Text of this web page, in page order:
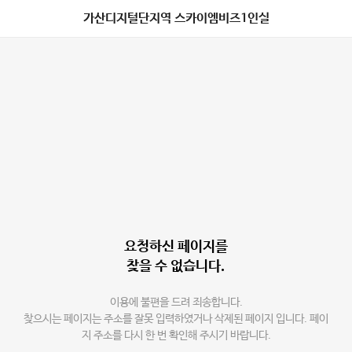
가산디지털단지역 스카이엠비즈1인실
요청하신 페이지를
찾을 수 없습니다.
이용에 불편을 드려 죄송합니다.
찾으시는 페이지는 주소를 잘못 입력하였거나 삭제된 페이지 입니다. 페이
지 주소를 다시 한 번 확인해 주시기 바랍니다.